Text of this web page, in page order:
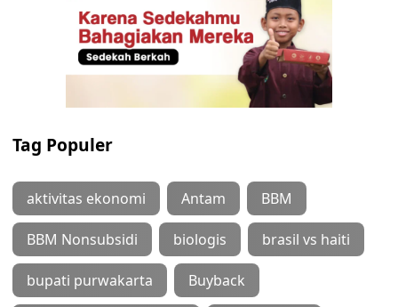
Tag Populer
aktivitas ekonomi Antam BBM
BBM Nonsubsidi biologis brasil vs haiti
bupati purwakarta Buyback